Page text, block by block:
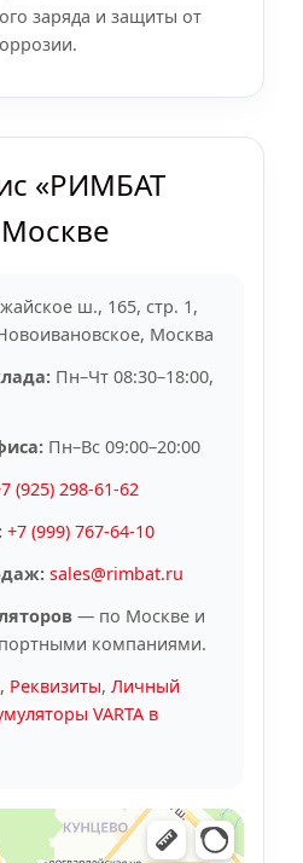
заряда и защиты от
«РИМБАТ
ш., 165, стр. 1,
Москва
Пн–Чт 08:30–18:00,
Пн–Вс 09:00–20:00
(925) 298-61-62
+7 (999) 767-64-10
sales@rimbat.ru
— по Москве и
компаниями.
, Реквизиты, Личный
VARTA в